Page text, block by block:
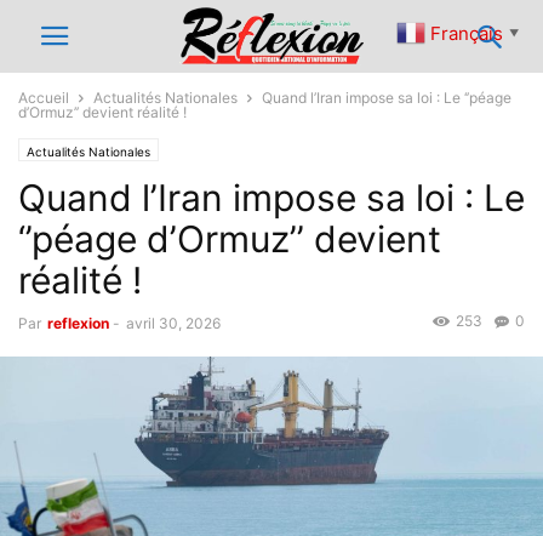
Accueil Actualités Nationales
Quand l’Iran impose sa loi : Le ‘’péage
d’Ormuz’’ devient réalité !
Actualités Nationales
Quand l’Iran impose sa loi : Le
‘’péage d’Ormuz’’ devient
réalité !
Par reflexion - avril 30, 2026 0
253
Français ▼